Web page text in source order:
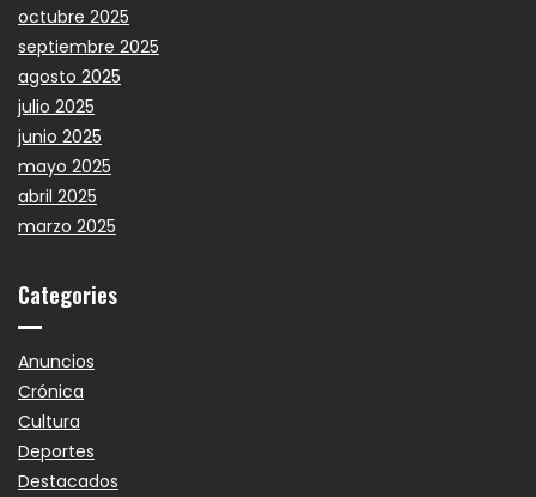
octubre 2025
septiembre 2025
agosto 2025
julio 2025
junio 2025
mayo 2025
abril 2025
marzo 2025
Categories
Anuncios
Crónica
Cultura
Deportes
Destacados